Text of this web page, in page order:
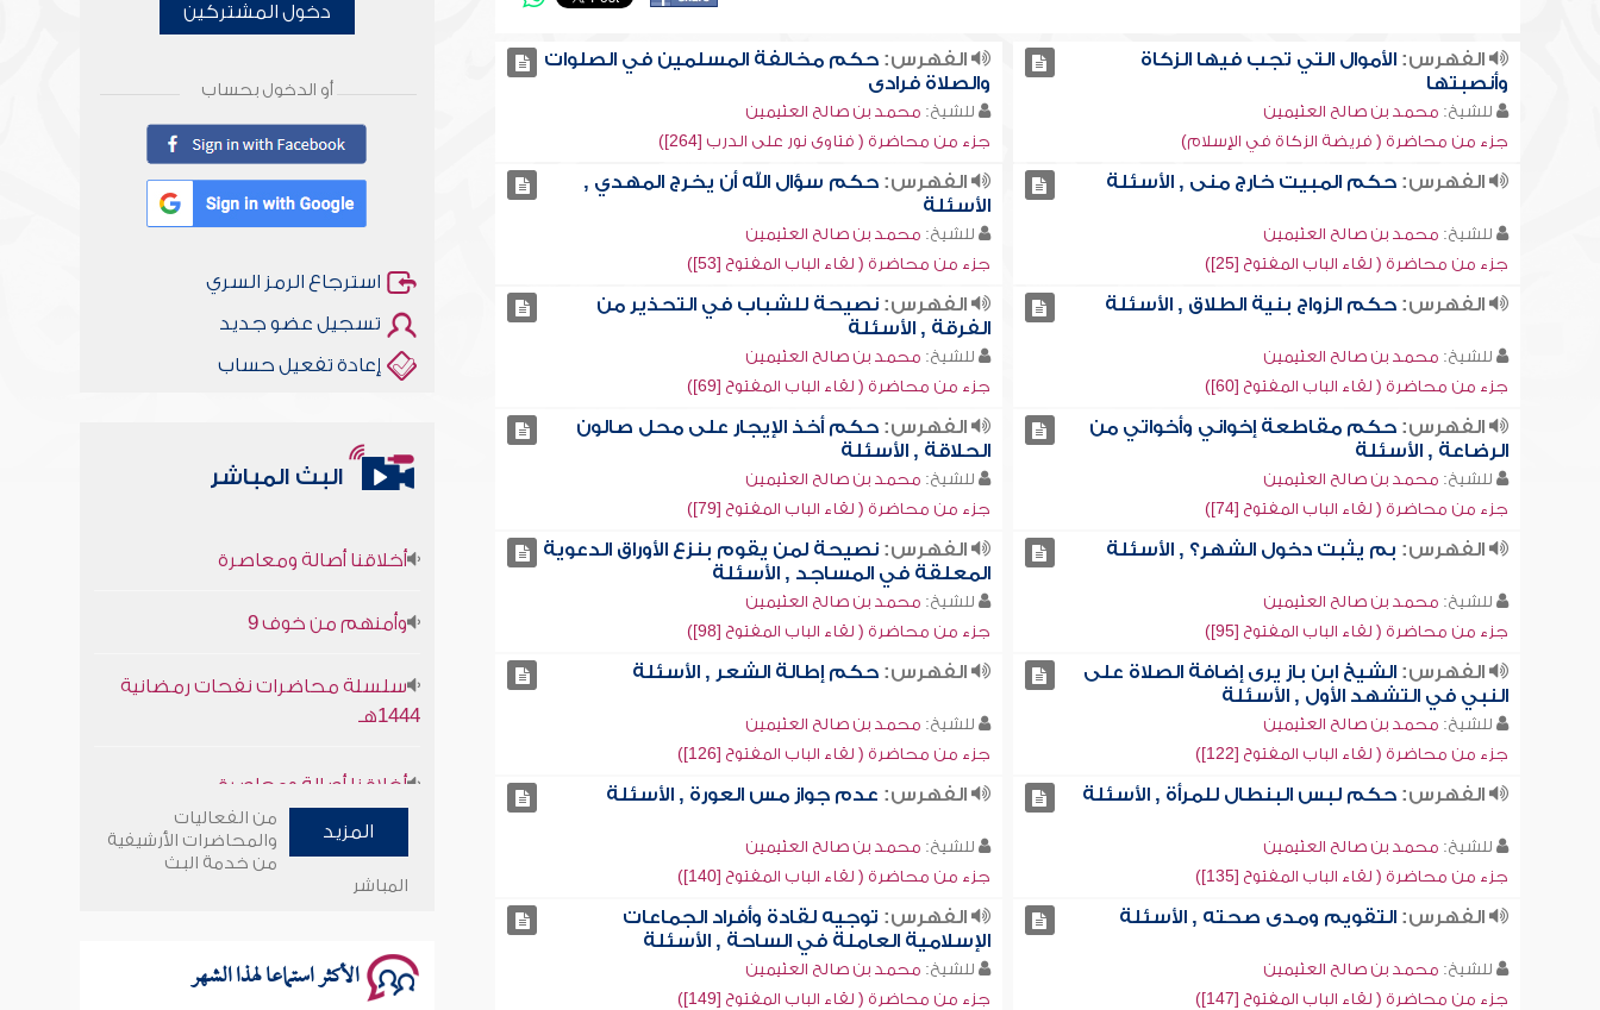
الفهرس:الأموال التي تجب فيها الزكاة
وأنصبتها
للشيخ: محمد بن صالح العثيمين
جزء من محاضرة ( فريضة الزكاة في الإسلام)
الفهرس: حكم مخالفة المسلمين في الصلوات
والصلاة فرادى
للشيخ: محمد بن صالح العثيمين
جزء من محاضرة ( فتاوى نور على الدرب [264])
الفهرس:حكم المبيت خارج منى , الأسئلة
للشيخ: محمد بن صالح العثيمين
جزء من محاضرة ( لقاء الباب المفتوح [25])
الفهرس: حكم سؤال الله أن يخرج المهدي ,
الأسئلة
للشيخ: محمد بن صالح العثيمين
جزء من محاضرة ( لقاء الباب المفتوح [53])
الفهرس:حكم الزواج بنية الطلاق , الأسئلة
للشيخ: محمد بن صالح العثيمين
جزء من محاضرة ( لقاء الباب المفتوح [60])
الفهرس: نصيحة للشباب في التحذير من
الفرقة , الأسئلة
للشيخ: محمد بن صالح العثيمين
جزء من محاضرة ( لقاء الباب المفتوح [69])
الفهرس:حكم مقاطعة إخواني وأخواتي من
الرضاعة , الأسئلة
للشيخ: محمد بن صالح العثيمين
جزء من محاضرة ( لقاء الباب المفتوح [74])
الفهرس: حكم أخذ الإيجار على محل صالون
الحلاقة , الأسئلة
للشيخ: محمد بن صالح العثيمين
جزء من محاضرة ( لقاء الباب المفتوح [79])
الفهرس: بم يثبت دخول الشهر؟ , الأسئلة
للشيخ: محمد بن صالح العثيمين
جزء من محاضرة ( لقاء الباب المفتوح [95])
الفهرس: نصيحة لمن يقوم بنزع الأوراق الدعوية
المعلقة في المساجد , الأسئلة
للشيخ: محمد بن صالح العثيمين
جزء من محاضرة ( لقاء الباب المفتوح [98])
الفهرس:الشيخ ابن باز يرى إضافة الصلاة على
النبي في التشهد الأول , الأسئلة
للشيخ: محمد بن صالح العثيمين
جزء من محاضرة ( لقاء الباب المفتوح [122])
الفهرس: حكم إطالة الشعر , الأسئلة
للشيخ: محمد بن صالح العثيمين
جزء من محاضرة ( لقاء الباب المفتوح [126])
الفهرس:حكم لبس البنطال للمرأة , الأسئلة
للشيخ: محمد بن صالح العثيمين
جزء من محاضرة ( لقاء الباب المفتوح [135])
الفهرس: عدم جواز مس العورة , الأسئلة
للشيخ: محمد بن صالح العثيمين
جزء من محاضرة ( لقاء الباب المفتوح [140])
الفهرس:التقويم ومدى صحته , الأسئلة
للشيخ: محمد بن صالح العثيمين
جزء من محاضرة ( لقاء الباب المفتوح [147])
الفهرس: توجيه لقادة وأفراد الجماعات
الإسلامية العاملة في الساحة , الأسئلة
للشيخ: محمد بن صالح العثيمين
جزء من محاضرة ( لقاء الباب المفتوح [149])
دخول المشتركين
أو الدخول بحساب
استرجاع الرمز السري
تسجيل عضو جديد
إعادة تفعيل حساب
البث المباشر
1444هـ
وأمنهم من خوف 9
سلسلة محاضرات نفحات رمضانية
المزيد
من الفعاليات
والمحاضرات الأرشيفية
من خدمة البث
المباشر
الأكثر استماعا لهذا الشهر